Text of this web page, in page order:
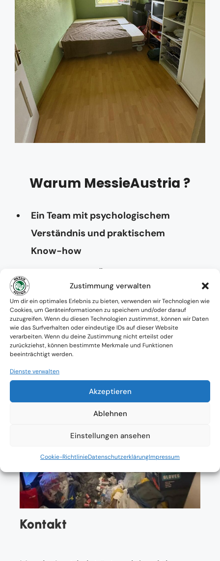
Zustimmung verwalten
Um dir ein optimales Erlebnis zu bieten, verwenden wir Technologien wie
Cookies, um Geräteinformationen zu speichern und/oder darauf
zuzugreifen. Wenn du diesen Technologien zustimmst, können wir Daten
wie das Surfverhalten oder eindeutige IDs auf dieser Website
verarbeiten. Wenn du deine Zustimmung nicht erteilst oder
zurückziehst, können bestimmte Merkmale und Funktionen
beeinträchtigt werden.
Dienste verwalten
Akzeptieren
Ablehnen
Einstellungen ansehen
Cookie-RichtlinieDatenschutzerklärungImpressum
Warum MessieAustria ?
Ein Team mit psychologischem
Verständnis und praktischem
Know-how
Absolute Diskretion & keine
Zusammenarbeit mit Ämtern ohne
Einverständnis
Kontakt